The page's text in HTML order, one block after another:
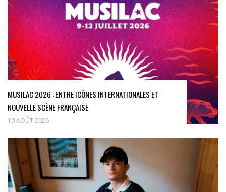
MUSILAC 2026 : ENTRE ICÔNES INTERNATIONALES ET
NOUVELLE SCÈNE FRANÇAISE
10 AOÛT 2026